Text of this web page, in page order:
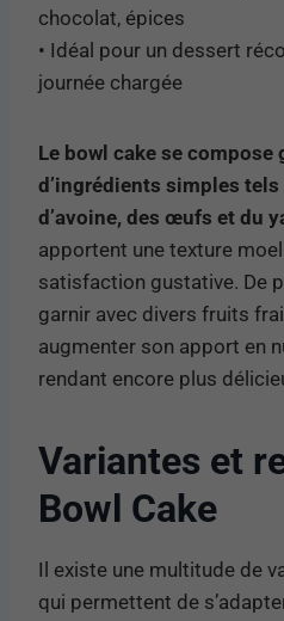
chocolat, épices
• Idéal pour un dessert
journée chargée
Le bowl cake se compose
d’ingrédients simples
d’avoine, des œufs et du
apportent une texture
satisfaction gustative. De
garnir avec divers fruits
augmenter son apport en
rendant encore plus
Variantes et
Bowl Cake
Il existe une multitude de
qui permettent de